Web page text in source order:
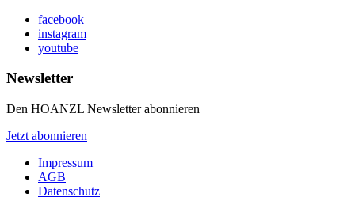
facebook
instagram
youtube
Newsletter
Den HOANZL Newsletter abonnieren
Jetzt abonnieren
Impressum
AGB
Datenschutz